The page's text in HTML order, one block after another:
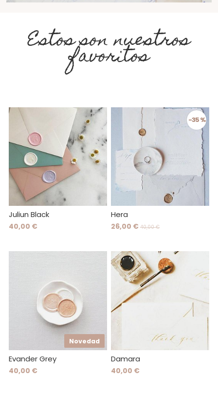
Estos son nuestros
favoritos
Juliun Black
40,00 €
-35 %
Hera
26,00 €40,00 €
Novedad
Evander Grey
40,00 €
Damara
40,00 €